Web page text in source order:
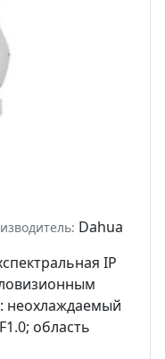
Dahua
IP
неохлаждаемый
область